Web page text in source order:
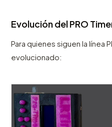
Evolución del PRO
Para quienes siguen la línea
evolucionado: